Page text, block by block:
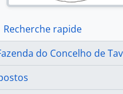
Recherche rapide
do Concelho de